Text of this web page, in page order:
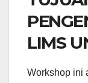
LIMS
Workshop ini